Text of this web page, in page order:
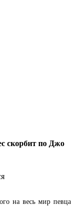
скорбит по Джо
на весь мир певца